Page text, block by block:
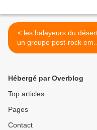
< les balayeurs du désert,
un groupe post-rock empli
de world
Hébergé par Overblog
Top articles
Pages
Contact